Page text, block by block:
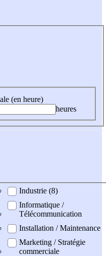
(en heure)
heures
Industrie (8)
Informatique /
Télécommunication
Installation / Maintenance
Marketing / Stratégie
commerciale